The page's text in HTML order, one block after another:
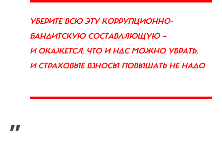
УБЕРИТЕ ВСЮ ЭТУ КОРРУПЦИОННО-
БАНДИТСКУЮ СОСТАВЛЯЮЩУЮ —
И ОКАЖЕТСЯ, ЧТО И НДС МОЖНО УБРАТЬ,
И СТРАХОВЫЕ ВЗНОСЫ ПОВЫШАТЬ НЕ НАДО
”